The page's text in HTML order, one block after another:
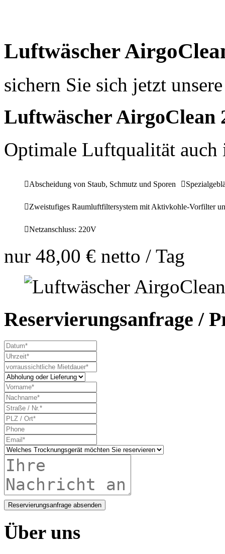
Luftwäscher
sichern Sie sich jetzt
LuftwäscherAirgoClean
Optimale Luftqualität auch
Abscheidung von Staub, Schmutz und Sporen
Zweistufiges Raumluftfiltersystem mit Aktivkohle-Vorfilter
Netzanschluss: 220V
nur 48,00 € netto / Tag
Reservierungsanfrage /
Reservierungsanfrage absenden
Über uns